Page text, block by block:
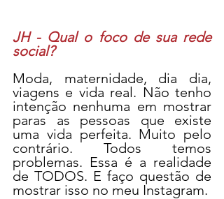
JH - Qual o foco de sua rede
social?
Moda, maternidade, dia dia,
viagens e vida real. Não tenho
intenção nenhuma em mostrar
paras as pessoas que existe
uma vida perfeita. Muito pelo
contrário. Todos temos
problemas. Essa é a realidade
de TODOS. E faço questão de
mostrar isso no meu Instagram.